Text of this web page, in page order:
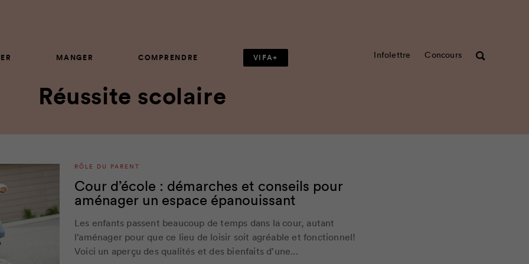
MANGER COMPRENDRE VIFA+ Infolettre Concours Rechercher
Réussite scolaire
RÔLE DU PARENT
Cour d’école : démarches et conseils pour
aménager un espace épanouissant
Les enfants passent beaucoup de temps dans la cour, autant
l’aménager pour que ce lieu de loisir soit agréable et fonctionnel!
Voici un aperçu des qualités et des bienfaits d’une...